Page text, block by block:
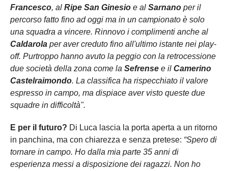
Francesco, al Ripe San Ginesio e al Sarnano per il
percorso fatto fino ad oggi ma in un campionato è solo
una squadra a vincere. Rinnovo i complimenti anche al
Caldarola per aver creduto fino all'ultimo istante nei play-
off. Purtroppo hanno avuto la peggio con la retrocessione
due società della zona come la Sefrense e il Camerino
Castelraimondo. La classifica ha rispecchiato il valore
espresso in campo, ma dispiace aver visto queste due
squadre in difficoltà".
E per il futuro? Di Luca lascia la porta aperta a un ritorno
in panchina, ma con chiarezza e senza pretese: “Spero di
tornare in campo. Ho dalla mia parte 35 anni di
esperienza messi a disposizione dei ragazzi. Non ho